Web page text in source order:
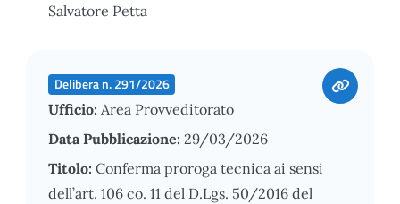
Salvatore Petta
Delibera n. 291/2026
Ufficio: Area Provveditorato
Data Pubblicazione: 29/03/2026
Titolo: Conferma proroga tecnica ai sensi
dell’art. 106 co. 11 del D.Lgs. 50/2016 del